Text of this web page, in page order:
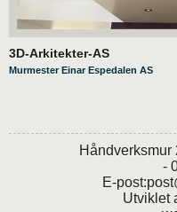
3D-Arkitekter-AS
Murmester Einar Espedalen AS
Håndverksmur
-
E-post:
Utviklet